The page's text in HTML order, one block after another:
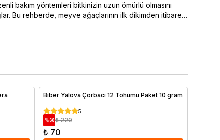
bakım yöntemleri bitkinizin uzun ömürlü olmasını
Bu rehberde, meyve ağaçlarının ilk dikimden itibaren
için ipuçlarımızı hemen bitiriyoruz!
Biber Yalova Çorbacı 12 Tohumu Paket 10 gram
5
% 68 ₺ 220
₺ 70